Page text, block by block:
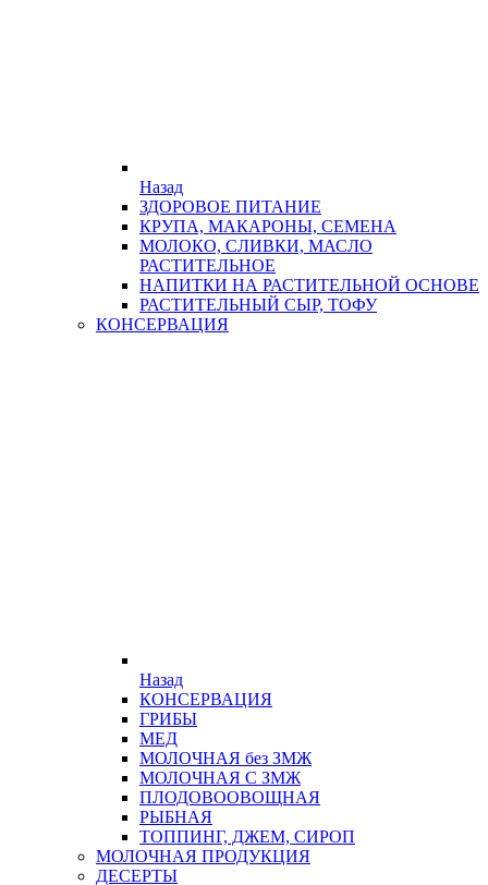
Назад
ЗДОРОВОЕ ПИТАНИЕ
КРУПА, МАКАРОНЫ, СЕМЕНА
МОЛОКО, СЛИВКИ, МАСЛО
РАСТИТЕЛЬНОЕ
НАПИТКИ НА РАСТИТЕЛЬНОЙ ОСНОВЕ
РАСТИТЕЛЬНЫЙ СЫР, ТОФУ
КОНСЕРВАЦИЯ
Назад
КОНСЕРВАЦИЯ
ГРИБЫ
МЕД
МОЛОЧНАЯ без ЗМЖ
МОЛОЧНАЯ С ЗМЖ
ПЛОДОВООВОЩНАЯ
РЫБНАЯ
ТОППИНГ, ДЖЕМ, СИРОП
МОЛОЧНАЯ ПРОДУКЦИЯ
ДЕСЕРТЫ